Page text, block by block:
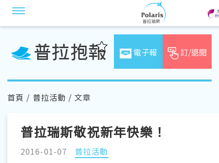
電子報 訂/退閱
首頁 / 普拉活動 / 文章
普拉瑞斯敬祝新年快樂！
2016-01-07 普拉活動